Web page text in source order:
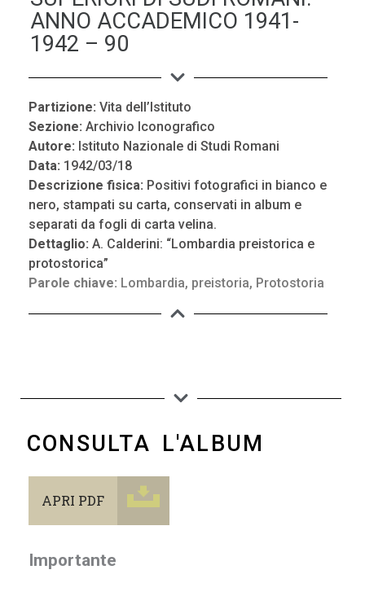
ANNO ACCADEMICO 1941-
1942 – 90
Partizione: Vita dell’Istituto
Sezione: Archivio Iconografico
Autore: Istituto Nazionale di Studi Romani
Data: 1942/03/18
Descrizione fisica: Positivi fotografici in bianco e
nero, stampati su carta, conservati in album e
separati da fogli di carta velina.
Dettaglio: A. Calderini: “Lombardia preistorica e
protostorica”
Parole chiave: Lombardia, preistoria, Protostoria
CONSULTA L'ALBUM
APRI PDF
Importante